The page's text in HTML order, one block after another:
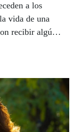
a los
vida de una
recibir algún
¡La
el XVI
de